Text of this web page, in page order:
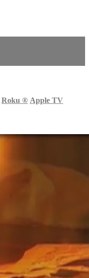
Roku ® Apple TV